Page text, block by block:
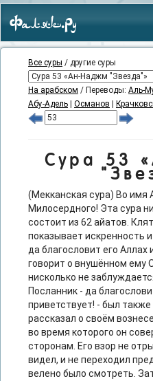
Фаляк.Ру
Все суры / другие суры
На арабском / Переводы: Аль-
Абу-Адель
Османов
Сура 53
(Мекканская сура) Во имя
Милосердного! Эта сура
состоит из 62 айатов.
показывает искренность
да благословит его Аллах
говорит о внушённом ему
нисколько не
Посланник - да
приветствует! - был
рассказал о своём
во время которого он
сторонам. Его взор не
видел, и не переходил
велено было смотреть.